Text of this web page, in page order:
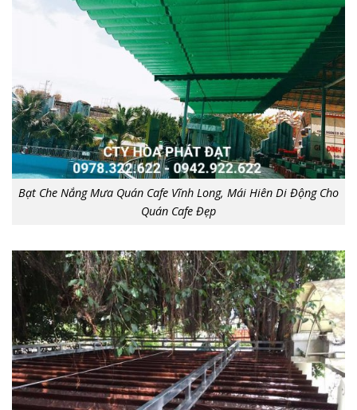
Bạt Che Nắng Mưa Quán Cafe Vĩnh Long, Mái Hiên Di Động Cho
Quán Cafe Đẹp